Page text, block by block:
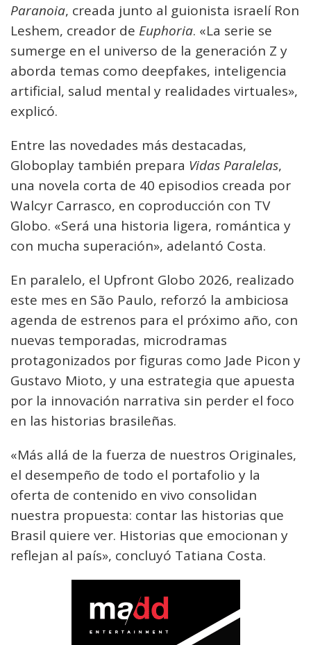
Paranoia, creada junto al guionista israelí Ron
Leshem, creador de Euphoria. «La serie se
sumerge en el universo de la generación Z y
aborda temas como deepfakes, inteligencia
artificial, salud mental y realidades virtuales»,
explicó.
Entre las novedades más destacadas,
Globoplay también prepara Vidas Paralelas,
una novela corta de 40 episodios creada por
Walcyr Carrasco, en coproducción con TV
Globo. «Será una historia ligera, romántica y
con mucha superación», adelantó Costa.
En paralelo, el Upfront Globo 2026, realizado
este mes en São Paulo, reforzó la ambiciosa
agenda de estrenos para el próximo año, con
nuevas temporadas, microdramas
protagonizados por figuras como Jade Picon y
Gustavo Mioto, y una estrategia que apuesta
por la innovación narrativa sin perder el foco
en las historias brasileñas.
«Más allá de la fuerza de nuestros Originales,
el desempeño de todo el portafolio y la
oferta de contenido en vivo consolidan
nuestra propuesta: contar las historias que
Brasil quiere ver. Historias que emocionan y
reflejan al país», concluyó Tatiana Costa.